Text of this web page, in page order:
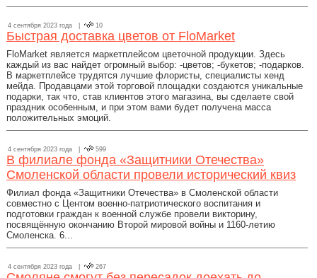
4 сентября 2023 года | 10
Быстрая доставка цветов от FloMarket
FloMarket является маркетплейсом цветочной продукции. Здесь
каждый из вас найдет огромный выбор: -цветов; -букетов; -подарков.
В маркетплейсе трудятся лучшие флористы, специалисты хенд
мейда. Продавцами этой торговой площадки создаются уникальные
подарки, так что, став клиентов этого магазина, вы сделаете свой
праздник особенным, и при этом вами будет получена масса
положительных эмоций.
4 сентября 2023 года | 599
В филиале фонда «Защитники Отечества»
Смоленской области провели исторический квиз
Филиал фонда «Защитники Отечества» в Смоленской области
совместно с Центом военно-патриотического воспитания и
подготовки граждан к военной службе провели викторину,
посвящённую окончанию Второй мировой войны и 1160-летию
Смоленска. 6...
4 сентября 2023 года | 267